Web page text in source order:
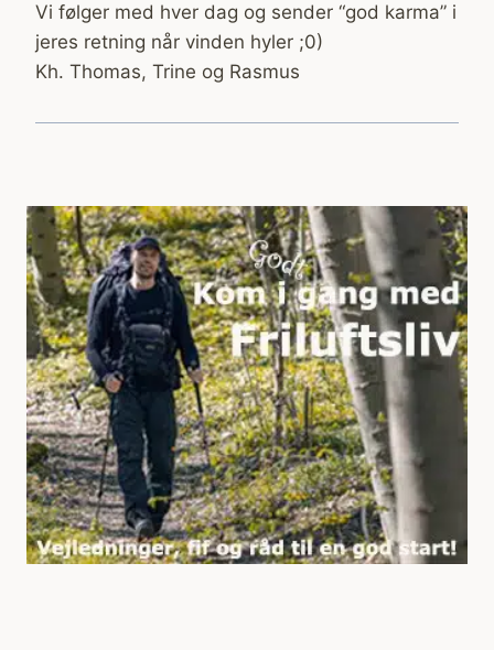
Vi følger med hver dag og sender “god karma” i
jeres retning når vinden hyler ;0)
Kh. Thomas, Trine og Rasmus